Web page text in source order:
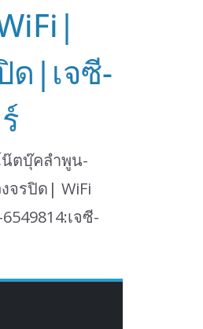
ด|เจซี-
ตบุ๊คลำพูน-
จรปิด| WiFi
เจซี-